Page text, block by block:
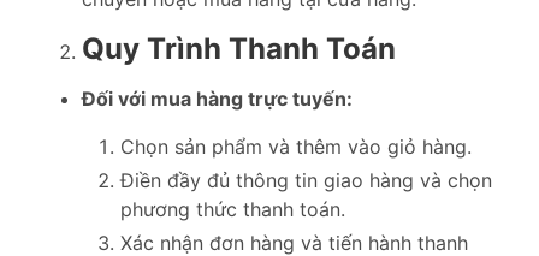
Quy Trình Thanh Toán
Đối với mua hàng trực tuyến:
Chọn sản phẩm và thêm vào giỏ hàng.
Điền đầy đủ thông tin giao hàng và chọn
phương thức thanh toán.
Xác nhận đơn hàng và tiến hành thanh